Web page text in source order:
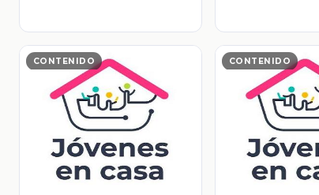
CONTENIDO CONTENIDO